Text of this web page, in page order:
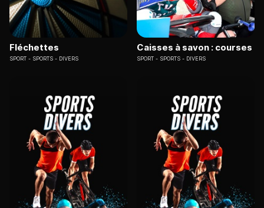
Fléchettes
SPORT SPORTS - DIVERS
Caisses à savon : courses
SPORT SPORTS - DIVERS